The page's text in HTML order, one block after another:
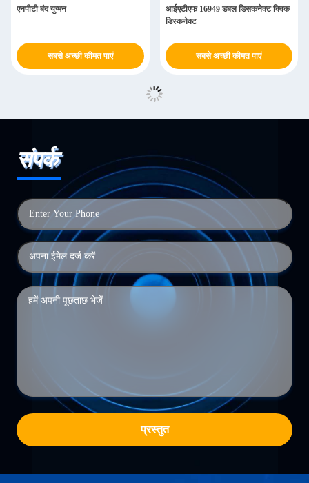
एनपीटी बंद युग्मन
सबसे अच्छी कीमत पाएं
आईएटीएफ 16949 डबल डिसकनेक्ट क्विक
डिस्कनेक्ट
सबसे अच्छी कीमत पाएं
संपर्क
प्रस्तुत